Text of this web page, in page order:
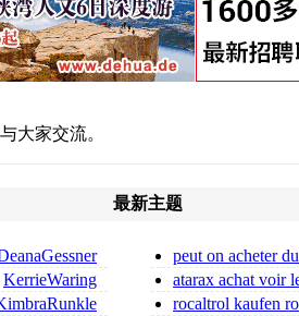
大家交流。
KerrieWaring
最新主题
peut on acheter du
metacam chat en
atarax achat voir
rocaltrol kaufen